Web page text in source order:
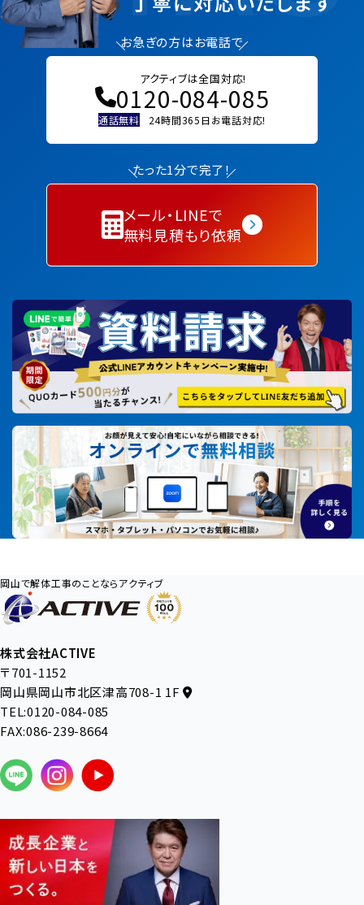
お急ぎの方はお電話で
アクティブは全国対応!
0120-084-085
通話無料 24時間365日お電話対応!
たった1分で完了！
メール・LINEで
無料見積もり依頼
岡山で解体工事のことならアクティブ
株式会社ACTIVE
〒701-1152
岡山県岡山市北区津高708-1 1F
TEL:0120-084-085
FAX:086-239-8664